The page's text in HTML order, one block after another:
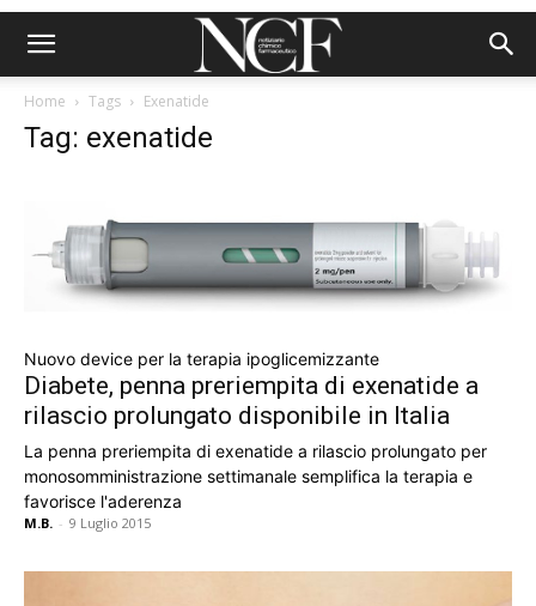
Home Tags Exenatide
Tag: exenatide
Nuovo device per la terapia ipoglicemizzante
Diabete, penna preriempita di exenatide a
rilascio prolungato disponibile in Italia
La penna preriempita di exenatide a rilascio prolungato per
monosomministrazione settimanale semplifica la terapia e
favorisce l'aderenza
M.B. - 9 Luglio 2015